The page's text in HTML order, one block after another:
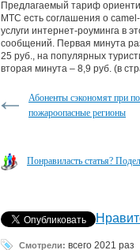
Предлагаемый тариф
МТС есть соглашения о
услуги интернет-роуминга в
сообщений. Первая минута
25 руб., на популярных
вторая минута – 8,9 руб. (в
Абоненты сэкономят при
пожароопасные регионы
Понравиласть статья?
Смотрели: всего 2021 раз